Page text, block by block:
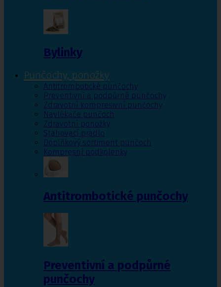
Bylinky
Punčochy, ponožky
Antitrombotické punčochy
Preventivní a podpůrné punčochy
Zdravotní kompresivní punčochy
Navlékače punčoch
Zdravotní ponožky
Stahovací prádlo
Doplňkový sortiment punčoch
Kompresní podkolenky
Antitrombotické punčochy
Preventivní a podpůrné
punčochy